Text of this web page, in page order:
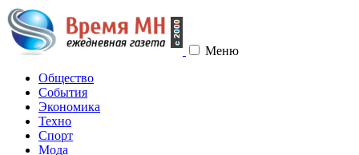
Меню
Общество
События
Экономика
Техно
Спорт
Мода